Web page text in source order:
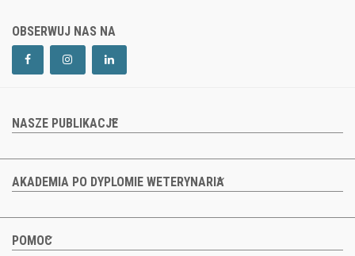
OBSERWUJ NAS NA
NASZE PUBLIKACJE
AKADEMIA PO DYPLOMIE WETERYNARIA
POMOC